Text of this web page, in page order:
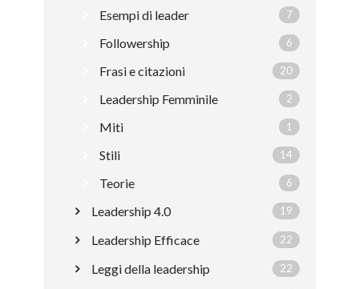
Esempi di leader 7
Followership 6
Frasi e citazioni 20
Leadership Femminile 2
Miti 1
Stili 14
Teorie 6
Leadership 4.0 19
Leadership Efficace 22
Leggi della leadership 22